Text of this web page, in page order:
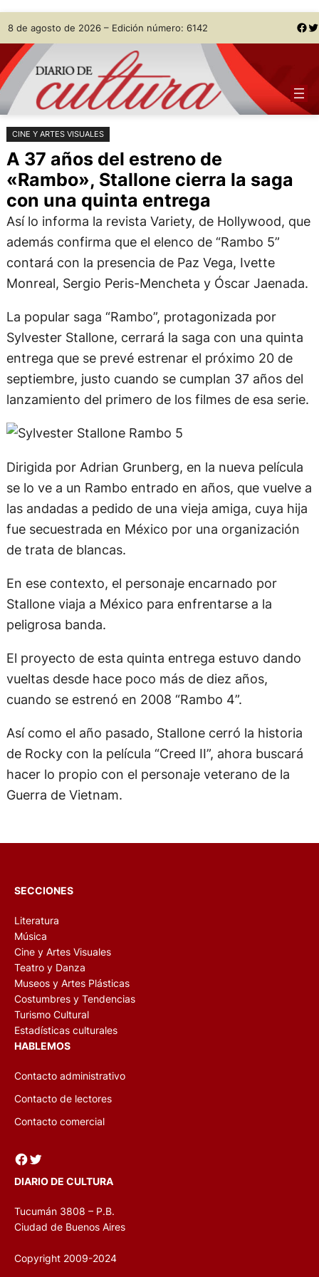
Saltar
al
contenido
Skip
to
content
8 de agosto de 2026 – Edición número: 6142 Facebook Twitter
CINE Y ARTES VISUALES
A 37 años del estreno de
«Rambo», Stallone cierra la saga
con una quinta entrega
Así lo informa la revista Variety, de Hollywood, que
además confirma que el elenco de “Rambo 5”
contará con la presencia de Paz Vega, Ivette
Monreal, Sergio Peris-Mencheta y Óscar Jaenada.
La popular saga “Rambo”, protagonizada por
Sylvester Stallone, cerrará la saga con una quinta
entrega que se prevé estrenar el próximo 20 de
septiembre, justo cuando se cumplan 37 años del
lanzamiento del primero de los filmes de esa serie.
Dirigida por Adrian Grunberg, en la nueva película
se lo ve a un Rambo entrado en años, que vuelve a
las andadas a pedido de una vieja amiga, cuya hija
fue secuestrada en México por una organización
de trata de blancas.
En ese contexto, el personaje encarnado por
Stallone viaja a México para enfrentarse a la
peligrosa banda.
El proyecto de esta quinta entrega estuvo dando
vueltas desde hace poco más de diez años,
cuando se estrenó en 2008 “Rambo 4”.
Así como el año pasado, Stallone cerró la historia
de Rocky con la película “Creed II”, ahora buscará
hacer lo propio con el personaje veterano de la
Guerra de Vietnam.
SECCIONES
Literatura
Música
Cine y Artes Visuales
Teatro y Danza
Museos y Artes Plásticas
Costumbres y Tendencias
Turismo Cultural
Estadísticas culturales
HABLEMOS
Contacto administrativo
Contacto de lectores
Contacto comercial
Facebook Twitter
DIARIO DE CULTURA
Tucumán 3808 – P.B.
Ciudad de Buenos Aires
Copyright 2009-2024